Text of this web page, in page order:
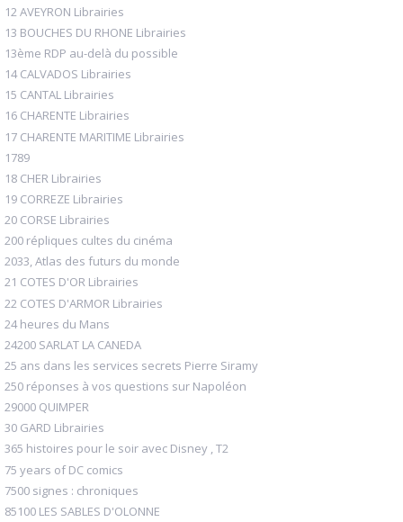
12 AVEYRON Librairies
13 BOUCHES DU RHONE Librairies
13ème RDP au-delà du possible
14 CALVADOS Librairies
15 CANTAL Librairies
16 CHARENTE Librairies
17 CHARENTE MARITIME Librairies
1789
18 CHER Librairies
19 CORREZE Librairies
20 CORSE Librairies
200 répliques cultes du cinéma
2033, Atlas des futurs du monde
21 COTES D'OR Librairies
22 COTES D'ARMOR Librairies
24 heures du Mans
24200 SARLAT LA CANEDA
25 ans dans les services secrets Pierre Siramy
250 réponses à vos questions sur Napoléon
29000 QUIMPER
30 GARD Librairies
365 histoires pour le soir avec Disney , T2
75 years of DC comics
7500 signes : chroniques
85100 LES SABLES D'OLONNE